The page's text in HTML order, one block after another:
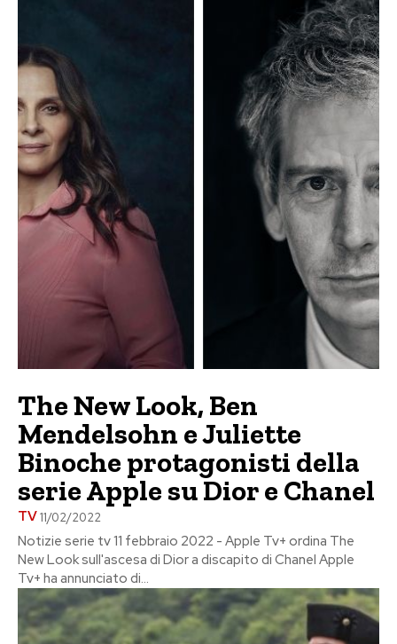
The New Look, Ben
Mendelsohn e Juliette
Binoche protagonisti della
serie Apple su Dior e Chanel
TV11/02/2022
Notizie serie tv 11 febbraio 2022 - Apple Tv+ ordina The
New Look sull'ascesa di Dior a discapito di Chanel Apple
Tv+ ha annunciato di...